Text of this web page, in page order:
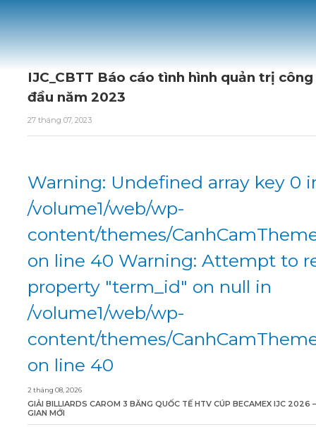
IJC_CBTT Báo cáo tình hình quản trị
đầu năm 2023
27 tháng 07, 2023
Warning: Undefined array key 0
/volume1/web/wp-
content/themes/
on line 40 Warning: Attempt to
property "term_id" on null in
/volume1/web/wp-
content/themes/
on line 40
2 tháng 08, 2026
GIẢI BILLIARDS CAROM 3 BĂNG QUỐC TẾ HTV CÚP BECAMEX IJC 2026
GIAN MỚI